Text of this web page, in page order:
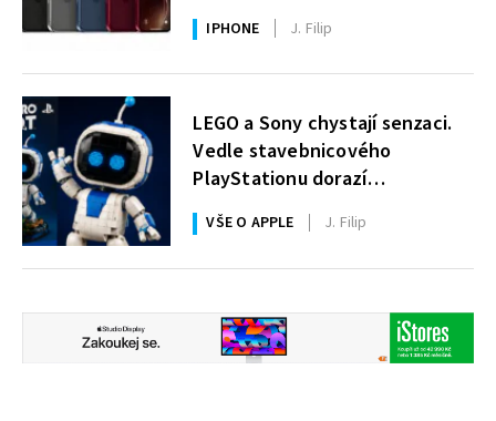
IPHONE J. Filip
LEGO a Sony chystají senzaci.
Vedle stavebnicového
PlayStationu dorazí
i legendární Astro Bot a bude
zdarma
VŠE O APPLE J. Filip